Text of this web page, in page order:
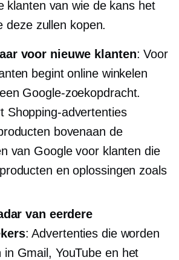
klanten van wie de kans het
deze zullen kopen.
voor nieuwe klanten: Voor
begint online winkelen
Google-zoekopdracht.
Shopping-advertenties
bovenaan de
van Google voor klanten die
en oplossingen zoals
van eerdere
: Advertenties die worden
in Gmail, YouTube en het